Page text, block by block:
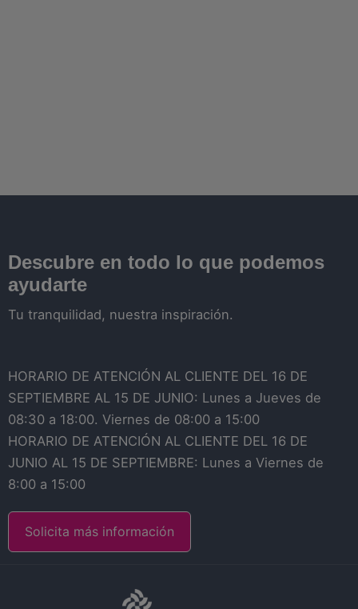
Descubre en todo lo que podemos
ayudarte
Tu tranquilidad, nuestra inspiración.
HORARIO DE ATENCIÓN AL CLIENTE DEL 16 DE
SEPTIEMBRE AL 15 DE JUNIO: Lunes a Jueves de
08:30 a 18:00. Viernes de 08:00 a 15:00
HORARIO DE ATENCIÓN AL CLIENTE DEL 16 DE
JUNIO AL 15 DE SEPTIEMBRE: Lunes a Viernes de
8:00 a 15:00
Solicita más información